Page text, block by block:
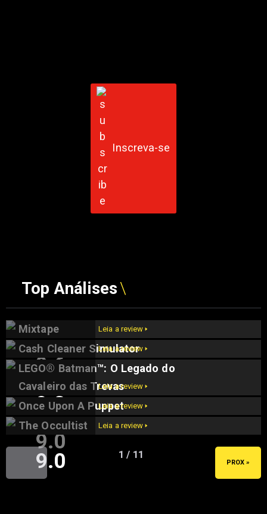
Inscreva-se
Top Análises
Mixtape
9.6
Leia a review 🢒
Cash Cleaner Simulator
9.5
Leia a review 🢒
LEGO® Batman™: O Legado do
Cavaleiro das Trevas
9.2
Leia a review 🢒
Once Upon A Puppet
9.0
Leia a review 🢒
The Occultist
9.0
Leia a review 🢒
1 / 11
PROX »